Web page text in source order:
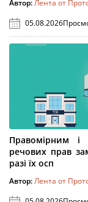
Автор:Лента от
05.08.2026
Правомірним і
речових прав
разі їх осп
Автор:Лента от